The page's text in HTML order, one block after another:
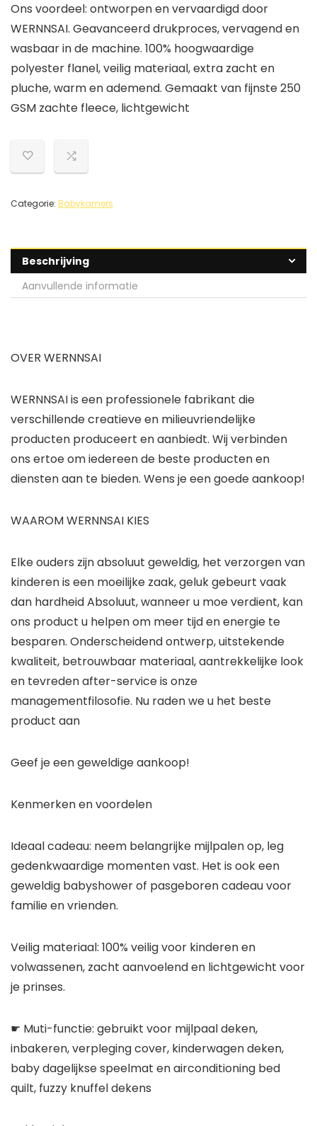
Ons voordeel: ontworpen en vervaardigd door
WERNNSAI. Geavanceerd drukproces, vervagend en
wasbaar in de machine. 100% hoogwaardige
polyester flanel, veilig materiaal, extra zacht en
pluche, warm en ademend. Gemaakt van fijnste 250
GSM zachte fleece, lichtgewicht
Categorie: Babykamers
Beschrijving
Aanvullende informatie
OVER WERNNSAI
WERNNSAI is een professionele fabrikant die
verschillende creatieve en milieuvriendelijke
producten produceert en aanbiedt. Wij verbinden
ons ertoe om iedereen de beste producten en
diensten aan te bieden. Wens je een goede aankoop!
WAAROM WERNNSAI KIES
Elke ouders zijn absoluut geweldig, het verzorgen van
kinderen is een moeilijke zaak, geluk gebeurt vaak
dan hardheid Absoluut, wanneer u moe verdient, kan
ons product u helpen om meer tijd en energie te
besparen. Onderscheidend ontwerp, uitstekende
kwaliteit, betrouwbaar materiaal, aantrekkelijke look
en tevreden after-service is onze
managementfilosofie. Nu raden we u het beste
product aan
Geef je een geweldige aankoop!
Kenmerken en voordelen
Ideaal cadeau: neem belangrijke mijlpalen op, leg
gedenkwaardige momenten vast. Het is ook een
geweldig babyshower of pasgeboren cadeau voor
familie en vrienden.
Veilig materiaal: 100% veilig voor kinderen en
volwassenen, zacht aanvoelend en lichtgewicht voor
je prinses.
☛ Muti-functie: gebruikt voor mijlpaal deken,
inbakeren, verpleging cover, kinderwagen deken,
baby dagelijkse speelmat en airconditioning bed
quilt, fuzzy knuffel dekens